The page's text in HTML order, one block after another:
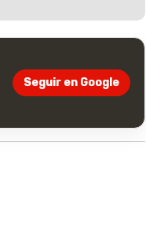
Seguir en Google